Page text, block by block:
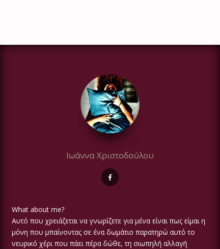
Ιωάννα Χριστοδούλου
What about me?
Αυτό που χρειάζεται να γνωρίζετε για μένα είναι πως είμαι η
μόνη που μπαίνοντας σε ένα δωμάτιο παρατηρώ αυτό το
νευρικό χέρι που πάει πέρα δώθε, τη σιωπηλή αλλαγή